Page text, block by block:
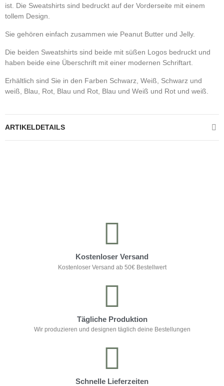
ist. Die Sweatshirts sind bedruckt auf der Vorderseite mit einem
tollem Design.
Sie gehören einfach zusammen wie Peanut Butter und Jelly.
Die beiden Sweatshirts sind beide mit süßen Logos bedruckt und
haben beide eine Überschrift mit einer modernen Schriftart.
Erhältlich sind Sie in den Farben Schwarz, Weiß, Schwarz und
weiß, Blau, Rot, Blau und Rot, Blau und Weiß und Rot und weiß.
ARTIKELDETAILS
Kostenloser Versand
Kostenloser Versand ab 50€ Bestellwert
Tägliche Produktion
Wir produzieren und designen täglich deine Bestellungen
Schnelle Lieferzeiten